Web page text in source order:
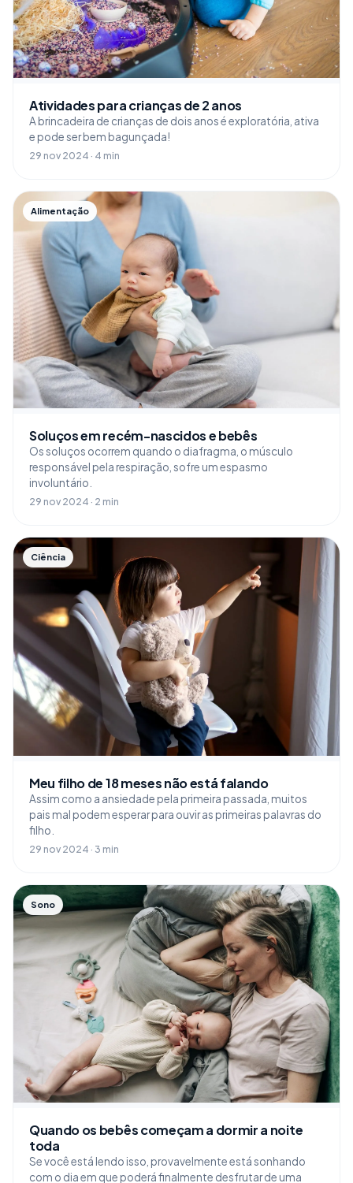
Atividades para crianças de 2 anos
A brincadeira de crianças de dois anos é exploratória, ativa
e pode ser bem bagunçada!
29 nov 2024 · 4 min
Alimentação
Soluços em recém-nascidos e bebês
Os soluços ocorrem quando o diafragma, o músculo
responsável pela respiração, sofre um espasmo
involuntário.
29 nov 2024 · 2 min
Ciência
Meu filho de 18 meses não está falando
Assim como a ansiedade pela primeira passada, muitos
pais mal podem esperar para ouvir as primeiras palavras do
filho.
29 nov 2024 · 3 min
Sono
Quando os bebês começam a dormir a noite
toda
Se você está lendo isso, provavelmente está sonhando
com o dia em que poderá finalmente desfrutar de uma